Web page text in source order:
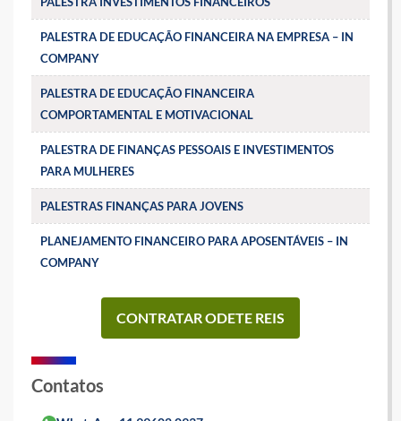
PALESTRA DE EDUCAÇÃO FINANCEIRA NA EMPRESA – IN
COMPANY
PALESTRA DE EDUCAÇÃO FINANCEIRA
COMPORTAMENTAL E MOTIVACIONAL
PALESTRA DE FINANÇAS PESSOAIS E INVESTIMENTOS
PARA MULHERES
PALESTRAS FINANÇAS PARA JOVENS
PLANEJAMENTO FINANCEIRO PARA APOSENTÁVEIS – IN
COMPANY
CONTRATAR ODETE REIS
Contatos